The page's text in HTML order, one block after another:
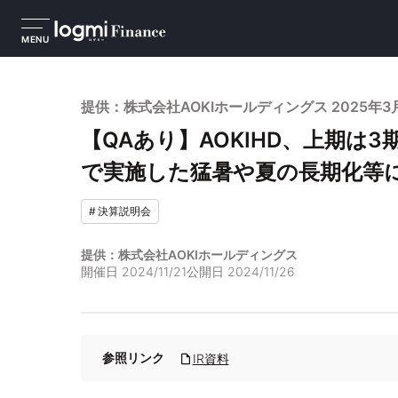
MENU
提供：株式会社AOKIホールディングス 2025年3
【QAあり】AOKIHD、上期は
で実施した猛暑や夏の長期化等
#決算説明会
提供：株式会社AOKIホールディングス
開催日 2024/11/21公開日 2024/11/26
参照リンク IR資料